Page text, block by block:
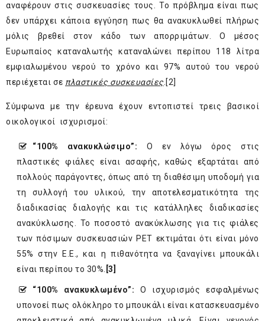
αναφέρουν στις συσκευασίες τους. Το πρόβλημα είναι πως
δεν υπάρχει κάποια εγγύηση πως θα ανακυκλωθεί πλήρως
μόλις βρεθεί στον κάδο των απορριμάτων. Ο μέσος
Ευρωπαίος καταναλωτής καταναλώνει περίπου 118 λίτρα
εμφιαλωμένου νερού το χρόνο και 97% αυτού του νερού
περιέχεται σε πλαστικές συσκευασίες.[2]
Σύμφωνα με την έρευνα έχουν εντοπιστεί τρεις βασικοί
οικολογικοί ισχυρισμοί:
“100% ανακυκλώσιμο”: Ο εν λόγω όρος στις
πλαστικές φιάλες είναι ασαφής, καθώς εξαρτάται από
πολλούς παράγοντες, όπως από τη διαθέσιμη υποδομή για
τη συλλογή του υλικού, την αποτελεσματικότητα της
διαδικασίας διαλογής και τις κατάλληλες διαδικασίες
ανακύκλωσης. Το ποσοστό ανακύκλωσης για τις φιάλες
των πόσιμων συσκευασιών PET εκτιμάται ότι είναι μόνο
55% στην Ε.Ε., και η πιθανότητα να ξαναγίνει μπουκάλι
είναι περίπου το 30%. [3]
“100% ανακυκλωμένο”: Ο ισχυρισμός εσφαλμένως
υπονοεί πως ολόκληρο το μπουκάλι είναι κατασκευασμένο